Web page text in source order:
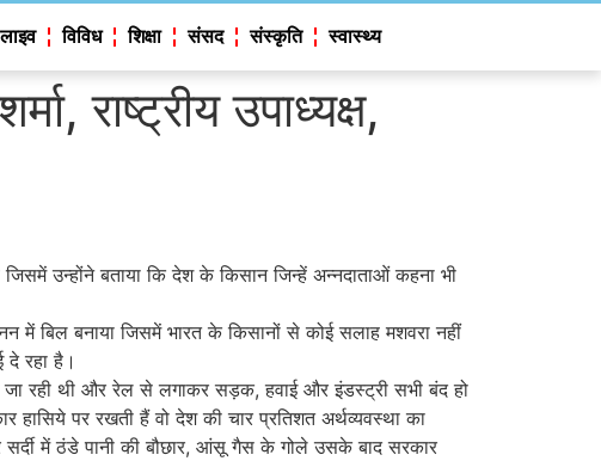
लाइव विविध शिक्षा संसद संस्कृति स्वास्थ्य
राष्ट्रीय उपाध्यक्ष,
जिसमें उन्होंने बताया कि देश के किसान जिन्हें अन्नदाताओं कहना भी
बिल बनाया जिसमें भारत के किसानों से कोई सलाह मशवरा नहीं
दे रहा है।
जा रही थी और रेल से लगाकर सड़क, हवाई और इंडस्ट्री सभी बंद हो
पर रखती हैं वो देश की चार प्रतिशत अर्थव्यवस्था का
में ठंडे पानी की बौछार, आंसू गैस के गोले उसके बाद सरकार